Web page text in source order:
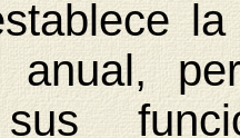
anual,
sus